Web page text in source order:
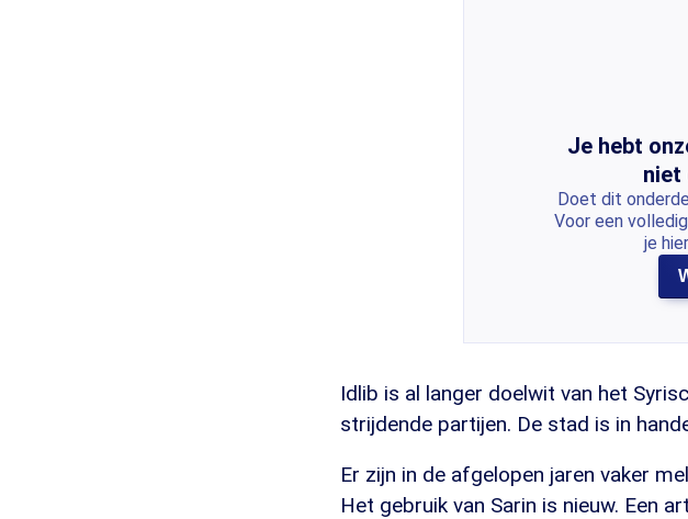
Je hebt
niet
Doet dit
Voor een
je
Idlib is al langer doelwit van het
strijdende partijen. De stad is in
Er zijn in de afgelopen jaren vaker
Het gebruik van Sarin is nieuw. Een